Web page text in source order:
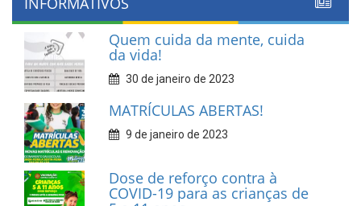
Quem cuida da mente, cuida
da vida!
30 de janeiro de 2023
MATRÍCULAS ABERTAS!
9 de janeiro de 2023
Dose de reforço contra à
COVID-19 para as crianças de